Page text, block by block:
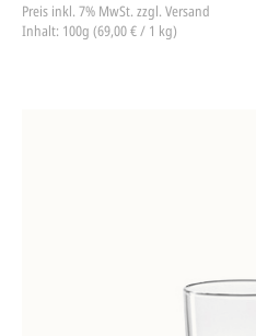
Preis inkl. 7% MwSt. zzgl. Versand
Inhalt: 100g (69,00 € / 1 kg)